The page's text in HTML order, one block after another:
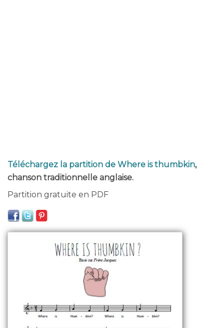
Téléchargez la partition de Where is thumbkin,
chanson traditionnelle anglaise.
Partition gratuite en PDF